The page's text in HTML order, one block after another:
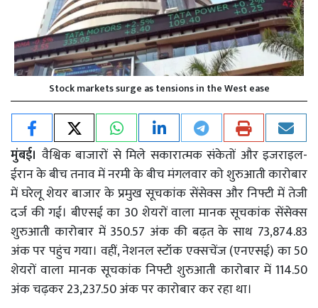
Stock markets surge as tensions in the West ease
मुंबई। वैश्विक बाजारों से मिले सकारात्मक संकेतों और इजराइल-
ईरान के बीच तनाव में नरमी के बीच मंगलवार को शुरुआती कारोबार
में घरेलू शेयर बाजार के प्रमुख सूचकांक सेंसेक्स और निफ्टी में तेजी
दर्ज की गई। बीएसई का 30 शेयरों वाला मानक सूचकांक सेंसेक्स
शुरुआती कारोबार में 350.57 अंक की बढ़त के साथ 73,874.83
अंक पर पहुंच गया। वहीं, नेशनल स्टॉक एक्सचेंज (एनएसई) का 50
शेयरों वाला मानक सूचकांक निफ्टी शुरुआती कारोबार में 114.50
अंक चढ़कर 23,237.50 अंक पर कारोबार कर रहा था।